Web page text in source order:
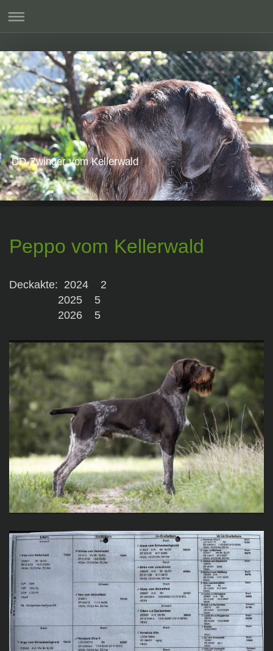
DD-Zwinger vom Kellerwald
Peppo vom Kellerwald
Deckakte: 2024 2
2025 5
2026 5